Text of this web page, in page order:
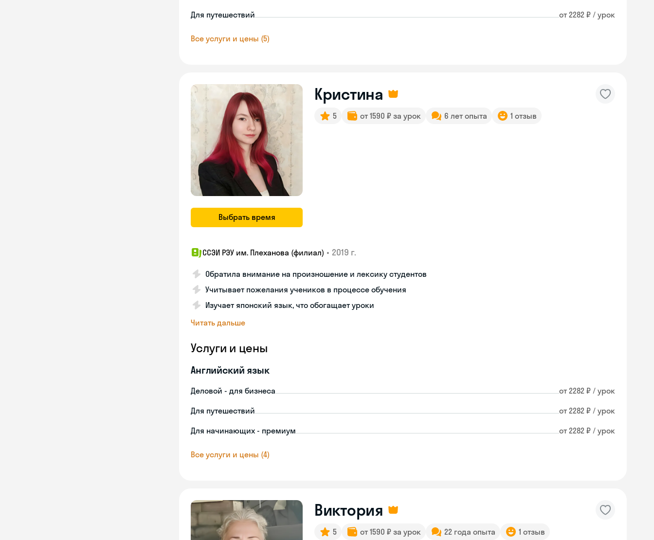
Для путешествий от 2282 ₽ / урок
Все услуги и цены (5)
Выбрать время
Кристина
5 от 1590 ₽ за урок 6 лет опыта 1 отзыв
ССЭИ РЭУ им. Плеханова (филиал) • 2019 г.
Обратила внимание на произношение и лексику студентов
Учитывает пожелания учеников в процессе обучения
Изучает японский язык, что обогащает уроки
Читать дальше
Услуги и цены
Английский язык
Деловой - для бизнеса от 2282 ₽ / урок
Для путешествий от 2282 ₽ / урок
Для начинающих - премиум от 2282 ₽ / урок
Все услуги и цены (4)
Виктория
5 от 1590 ₽ за урок 22 года опыта 1 отзыв
Skyeng Chat
online